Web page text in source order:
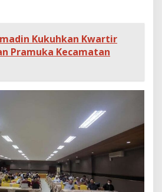
Kukuhkan Kwartir
Pramuka Kecamatan